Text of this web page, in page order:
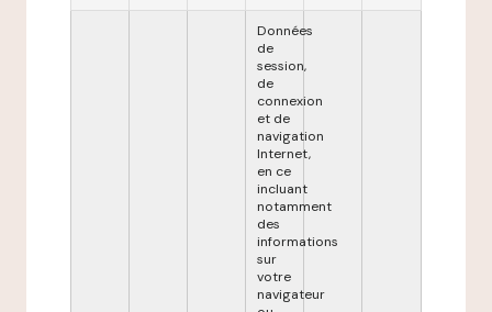
Données
de
session,
de
connexion
et de
navigation
Internet,
en ce
incluant
notamment
des
informations
sur
votre
navigateur